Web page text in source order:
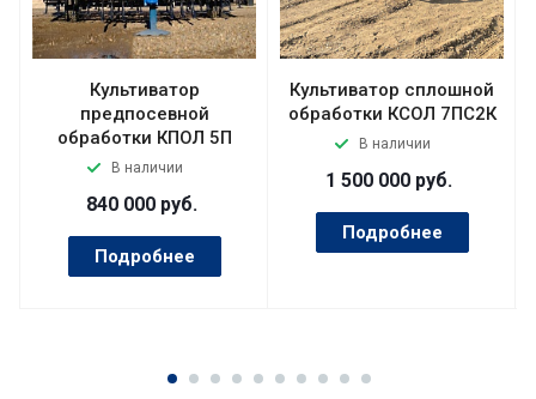
Культиватор
предпосевной
обработки КПОЛ 5П
В наличии
840 000 руб.
Подробнее
Культиватор сплошной
обработки КСОЛ 7ПC2К
В наличии
1 500 000 руб.
Подробнее